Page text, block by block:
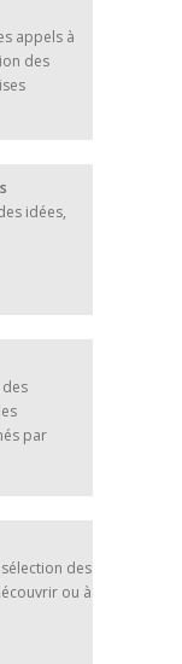
appels à
des
idées,
des
par
des
ou à